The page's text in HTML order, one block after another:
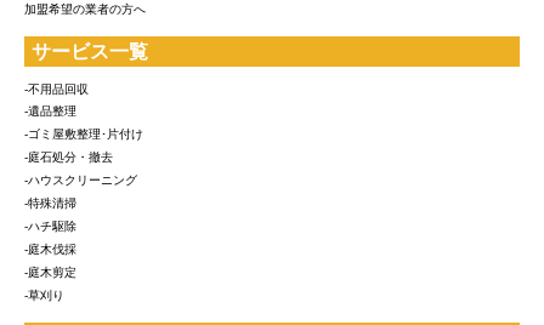
加盟希望の業者の方へ
サービス一覧
-不用品回収
-遺品整理
-ゴミ屋敷整理･片付け
-庭石処分・撤去
-ハウスクリーニング
-特殊清掃
-ハチ駆除
-庭木伐採
-庭木剪定
-草刈り